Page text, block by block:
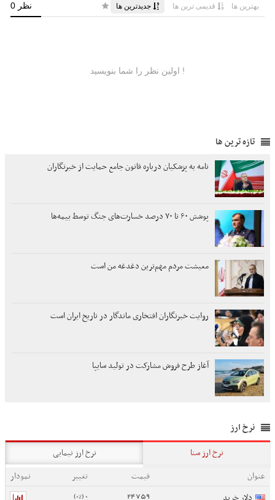
تازه ترین ها
نامه به پزشکیان درباره قانون جامع حمایت از خبرنگاران
پوشش ۶۰ تا ۷۰ درصد خسارت‌های جنگ توسط بیمه‌ها
معیشت مردم مهم‌ترین دغدغه من است
روایت خبرنگاران افتخاری ماندگار در تاریخ ایران است
آغاز طرح فروش مشارکت در تولید سایپا
نرخ ارز
نرخ ارز سنا
نرخ ارز نیمایی
عنوان
قیمت تغییر
نمودار
24759
0 (0%)